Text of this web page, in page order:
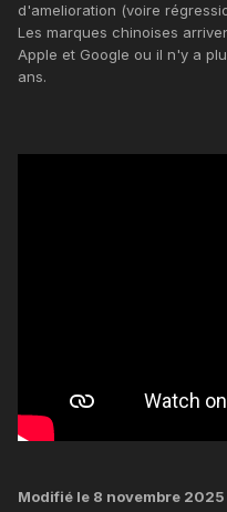
d'amelioration (voire
Les marques chinoises
Apple et Google ou il n'y a
ans.
Modifié le 8 novembre 2025